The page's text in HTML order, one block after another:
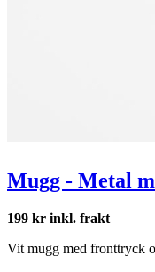
Mugg - Metal
199 kr inkl. frakt
Vit mugg med fronttryck